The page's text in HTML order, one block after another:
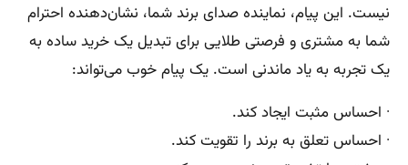
نیست. این پیام، نماینده صدای برند شما، نشان‌دهنده احترام
شما به مشتری و فرصتی طلایی برای تبدیل یک خرید ساده به
یک تجربه به یاد ماندنی است. یک پیام خوب می‌تواند:
· احساس مثبت ایجاد کند.
· احساس تعلق به برند را تقویت کند.